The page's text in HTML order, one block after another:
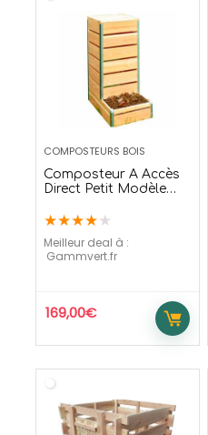
COMPOSTEURS BOIS
Composteur A Accès
Direct Petit Modèle
Potager
★★★★★
Meilleur deal à :
gammvert.fr
169,00€